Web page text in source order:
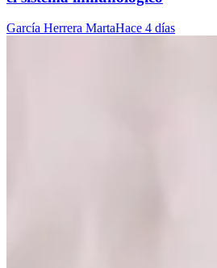
García Herrera MartaHace 4 días